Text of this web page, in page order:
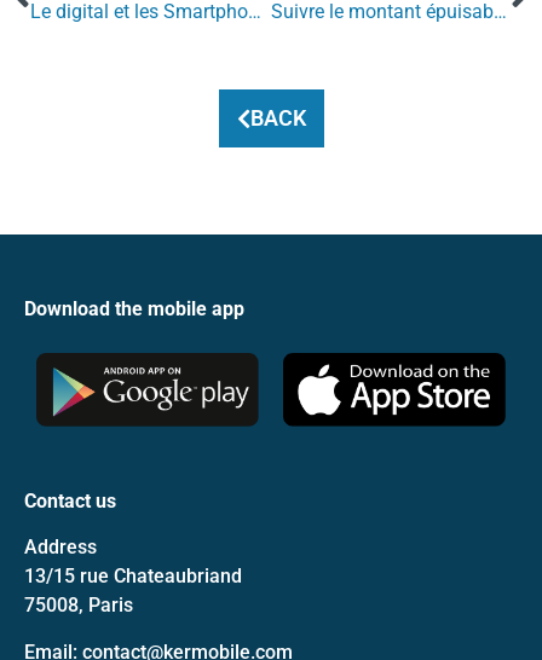
Le digital et les Smartphones pour se simplifier la vie au travail
Suivre le montant épuisable des garanties
BACK
Download the mobile app
Contact us
Address
13/15 rue Chateaubriand
75008, Paris
Email: contact@kermobile.com